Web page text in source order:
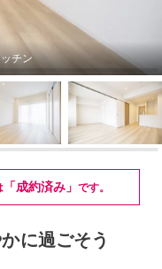
チン
「成約済み」 です。
に過ごそう